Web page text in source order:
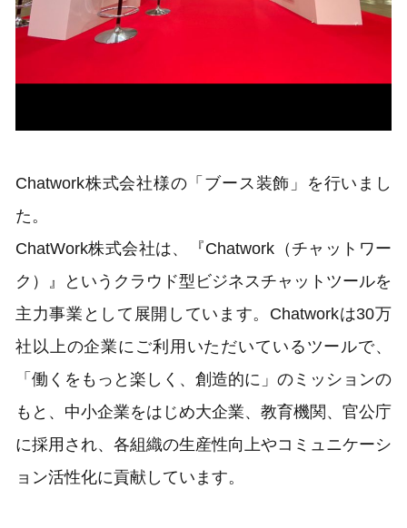
Chatwork株式会社様の「ブース装飾」を行いまし
た。
ChatWork株式会社は、『Chatwork（チャットワー
ク）』というクラウド型ビジネスチャットツールを
主力事業として展開しています。Chatworkは30万
社以上の企業にご利用いただいているツールで、
「働くをもっと楽しく、創造的に」のミッションの
もと、中小企業をはじめ大企業、教育機関、官公庁
に採用され、各組織の生産性向上やコミュニケーシ
ョン活性化に貢献しています。